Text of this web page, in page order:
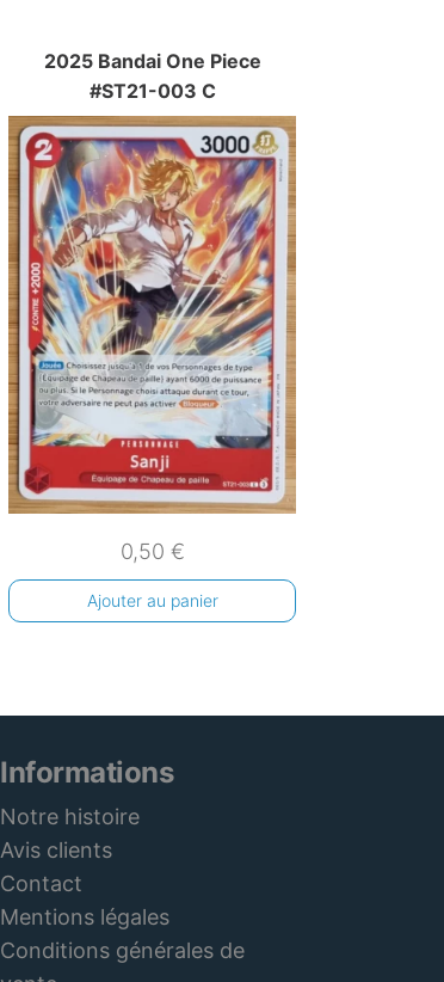
2025 Bandai One Piece
#ST21-003 C
0,50 €
Ajouter au panier
Informations
Notre histoire
Avis clients
Contact
Mentions légales
Conditions générales de